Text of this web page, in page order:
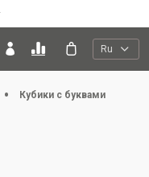
Ru
Кубики с буквами